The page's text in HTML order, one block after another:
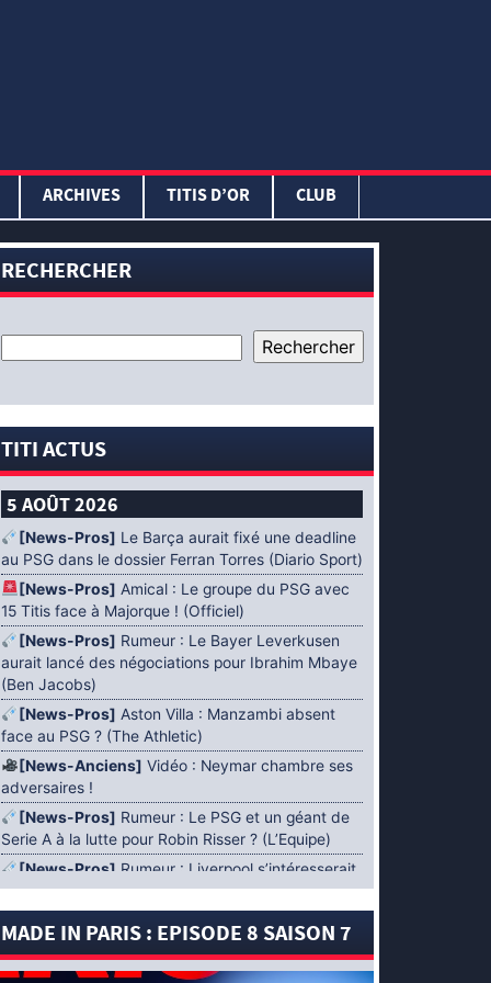
ARCHIVES TITIS D’OR CLUB
RECHERCHER
TITI ACTUS
5 AOÛT 2026
[News-Pros] Le Barça aurait fixé une deadline
au PSG dans le dossier Ferran Torres (Diario Sport)
[News-Pros] Amical : Le groupe du PSG avec
15 Titis face à Majorque ! (Officiel)
[News-Pros] Rumeur : Le Bayer Leverkusen
aurait lancé des négociations pour Ibrahim Mbaye
(Ben Jacobs)
[News-Pros] Aston Villa : Manzambi absent
face au PSG ? (The Athletic)
[News-Anciens] Vidéo : Neymar chambre ses
adversaires !
[News-Pros] Rumeur : Le PSG et un géant de
Serie A à la lutte pour Robin Risser ? (L’Equipe)
[News-Pros] Rumeur : Liverpool s’intéresserait
à Ibrahim Mbaye en plus de Bradley Barcola
(Fabrizio Romano)
[News-Pros]Rumeur : Accord contractuel
trouvé entre le PSG et Mika Godts (Fabrizio
MADE IN PARIS : EPISODE 8 SAISON 7